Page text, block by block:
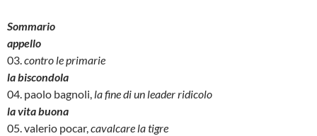
Sommario
appello
03.contro le primarie
la biscondola
04. paolo bagnoli, la fine di un leader ridicolo
la vita buona
05. valerio pocar,cavalcare la tigre